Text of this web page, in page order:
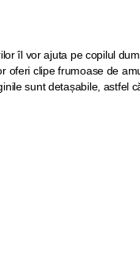
îl vor ajuta pe copilul
oferi clipe frumoase de
sunt detașabile, astfel